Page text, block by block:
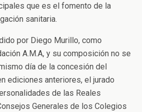
que es el fomento de la
sanitaria.
por Diego Murillo, como
A.M.A, y su composición no se
día de la concesión del
ediciones anteriores, el jurado
de las Reales
Generales de los Colegios